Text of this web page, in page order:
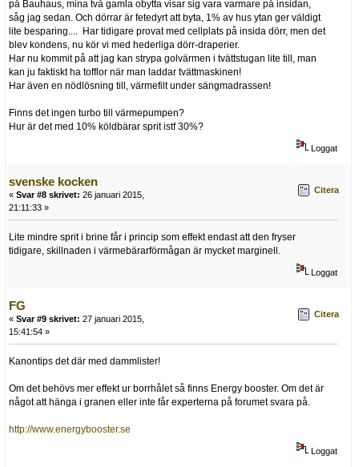
på Bauhaus, mina två gamla obytta visar sig vara varmare på insidan,
såg jag sedan. Och dörrar är fetedyrt att byta, 1% av hus ytan ger väldigt
lite besparing.... Har tidigare provat med cellplats på insida dörr, men det
blev kondens, nu kör vi med hederliga dörr-draperier.
Har nu kommit på att jag kan strypa golvärmen i tvättstugan lite till, man
kan ju faktiskt ha tofflor när man laddar tvättmaskinen!
Har även en nödlösning till, värmefilt under sängmadrassen!
Finns det ingen turbo till värmepumpen?
Hur är det med 10% köldbärar sprit istf 30%?
Loggat
svenske kocken
« Svar #8 skrivet: 26 januari 2015,
21:11:33 »
Citera
Lite mindre sprit i brine får i princip som effekt endast att den fryser
tidigare, skillnaden i värmebärarförmågan är mycket marginell.
Loggat
FG
« Svar #9 skrivet: 27 januari 2015,
15:41:54 »
Citera
Kanontips det där med dammlister!
Om det behövs mer effekt ur borrhålet så finns Energy booster. Om det är
något att hänga i granen eller inte får experterna på forumet svara på.
http://www.energybooster.se
Loggat